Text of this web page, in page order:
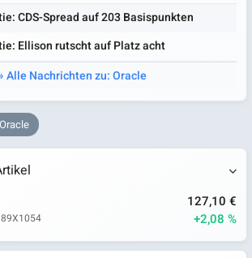
CDS-Spread auf 203 Basispunkten
Ellison rutscht auf Platz acht
Alle Nachrichten zu: Oracle
Oracle
127,10 €
+2,08 %